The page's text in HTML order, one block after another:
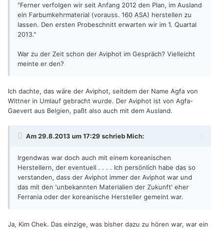
"Ferner verfolgen wir seit Anfang 2012 den Plan, im Ausland
ein Farbumkehrmaterial (vorauss. 160 ASA) herstellen zu
lassen. Den ersten Probeschnitt erwarten wir im 1. Quartal
2013."
War zu der Zeit schon der Aviphot im Gespräch? Vielleicht
meinte er den?
Ich dachte, das wäre der Aviphot, seitdem der Name Agfa von
Wittner in Umlauf gebracht wurde. Der Aviphot ist von Agfa-
Gaevert aus Belgien, paßt also auch mit dem Ausland.
Am 29.8.2013 um 17:29 schrieb Mich:
Irgendwas war doch auch mit einem koreanischen
Herstellern, der eventuell . . . . Ich persönlich habe das so
verstanden, dass der Aviphot immer der Aviphot war und
das mit den 'unbekannten Materialien der Zukunft' eher
Ferrania oder der koreanische Hersteller gemeint war.
Ja, Kim Chek. Das einzige, was bisher dazu zu hören war, war ein